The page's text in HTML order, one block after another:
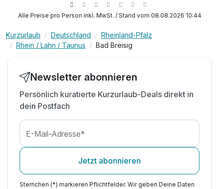
Kostenfreies W-Lan im ganzen Haus
Fahrradkeller und E-Bike-Lademöglichkeit
Alle Preise pro Person inkl. MwSt. / Stand vom 08.08.2026 10:44
Kurzurlaub Deutschland
Rheinland-Pfalz
Rhein / Lahn / Taunus
Bad Breisig
Newsletter abonnieren
Persönlich kuratierte Kurzurlaub-Deals direkt in
dein Postfach
E-Mail-Adresse*
Jetzt abonnieren
Sternchen (*) markieren Pflichtfelder. Wir geben Deine Daten